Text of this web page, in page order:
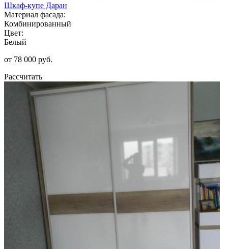
Шкаф-купе Даран
Материал фасада:
Комбинированный
Цвет:
Белый
от 78 000 руб.
Рассчитать